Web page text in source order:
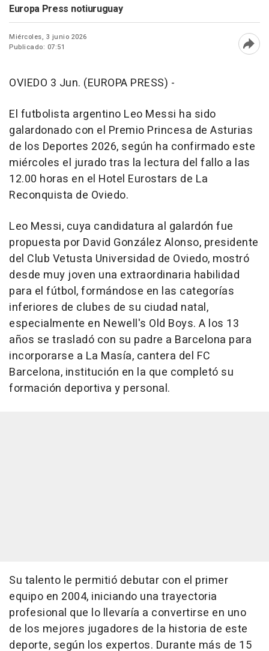
Europa Press notiuruguay
Miércoles, 3 junio 2026
Publicado: 07:51
OVIEDO 3 Jun. (EUROPA PRESS) -
El futbolista argentino Leo Messi ha sido
galardonado con el Premio Princesa de Asturias
de los Deportes 2026, según ha confirmado este
miércoles el jurado tras la lectura del fallo a las
12.00 horas en el Hotel Eurostars de La
Reconquista de Oviedo.
Leo Messi, cuya candidatura al galardón fue
propuesta por David González Alonso, presidente
del Club Vetusta Universidad de Oviedo, mostró
desde muy joven una extraordinaria habilidad
para el fútbol, formándose en las categorías
inferiores de clubes de su ciudad natal,
especialmente en Newell's Old Boys. A los 13
años se trasladó con su padre a Barcelona para
incorporarse a La Masía, cantera del FC
Barcelona, institución en la que completó su
formación deportiva y personal.
Su talento le permitió debutar con el primer
equipo en 2004, iniciando una trayectoria
profesional que lo llevaría a convertirse en uno
de los mejores jugadores de la historia de este
deporte, según los expertos. Durante más de 15